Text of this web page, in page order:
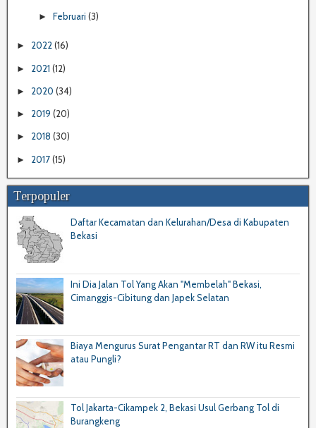
► Februari (3)
► 2022(16)
► 2021 (12)
► 2020 (34)
► 2019 (20)
► 2018 (30)
► 2017(15)
Terpopuler
Daftar Kecamatan dan Kelurahan/Desa di Kabupaten
Bekasi
Ini Dia Jalan Tol Yang Akan "Membelah" Bekasi,
Cimanggis-Cibitung dan Japek Selatan
Biaya Mengurus Surat Pengantar RT dan RW itu Resmi
atau Pungli?
Tol Jakarta-Cikampek 2, Bekasi Usul Gerbang Tol di
Burangkeng